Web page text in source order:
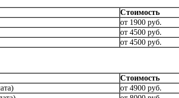
Стоимость
от 1900 руб.
от 4500 руб.
от 4500 руб.
Стоимость
от 4900 руб.